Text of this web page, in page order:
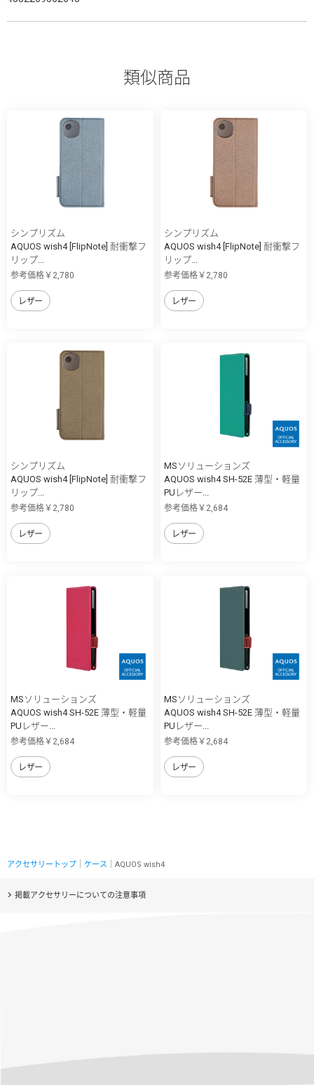
類似商品
シンプリズム
AQUOS wish4 [FlipNote] 耐衝撃フ
リップ...
参考価格￥2,780
レザー
シンプリズム
AQUOS wish4 [FlipNote] 耐衝撃フ
リップ...
参考価格￥2,780
レザー
シンプリズム
AQUOS wish4 [FlipNote] 耐衝撃フ
リップ...
参考価格￥2,780
レザー
MSソリューションズ
AQUOS wish4 SH-52E 薄型・軽量
PUレザー...
参考価格￥2,684
レザー
MSソリューションズ
AQUOS wish4 SH-52E 薄型・軽量
PUレザー...
参考価格￥2,684
レザー
MSソリューションズ
AQUOS wish4 SH-52E 薄型・軽量
PUレザー...
参考価格￥2,684
レザー
アクセサリートップ ケース ｜AQUOS wish4
掲載アクセサリーについての注意事項